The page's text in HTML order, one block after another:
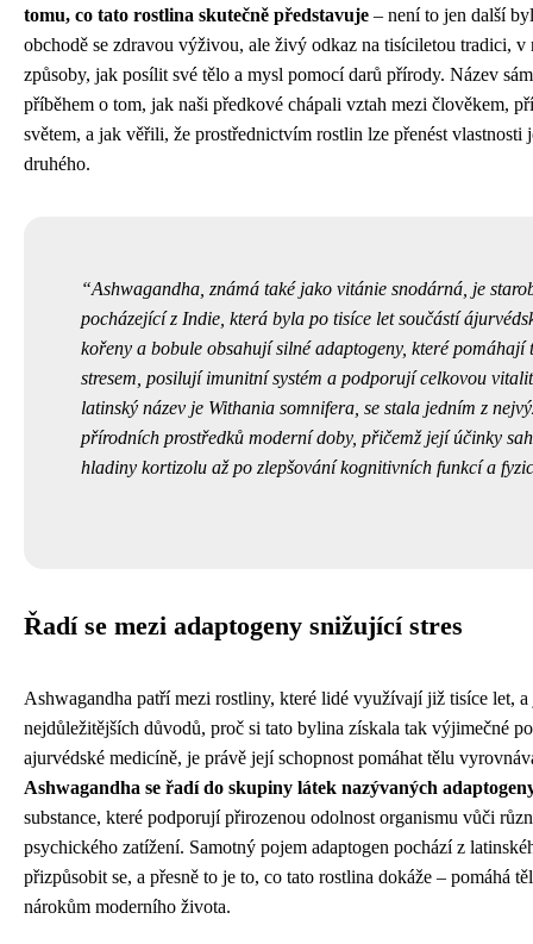
tomu, co tato rostlina skutečně představuje – není to jen další
obchodě se zdravou výživou, ale živý odkaz na tisíciletou tradici, v
způsoby, jak posílit své tělo a mysl pomocí darů přírody. Název
příběhem o tom, jak naši předkové chápali vztah mezi člověkem,
světem, a jak věřili, že prostřednictvím rostlin lze přenést vlastnosti
druhého.
Ashwagandha, známá také jako vitánie snodárná, je
pocházející z Indie, která byla po tisíce let součástí
kořeny a bobule obsahují silné adaptogeny, které pomáhají
stresem, posilují imunitní systém a podporují celkovou
latinský název je Withania somnifera, se stala jedním z
přírodních prostředků moderní doby, přičemž její účinky
hladiny kortizolu až po zlepšování kognitivních funkcí a
Řadí se mezi adaptogeny snižující stres
Ashwagandha patří mezi rostliny, které lidé využívají již tisíce let,
nejdůležitějších důvodů, proč si tato bylina získala tak výjimečné
ajurvédské medicíně, je právě její schopnost pomáhat tělu
Ashwagandha se řadí do skupiny látek nazývaných
substance, které podporují přirozenou odolnost organismu vůči
psychického zatížení. Samotný pojem adaptogen pochází z
přizpůsobit se, a přesně to je to, co tato rostlina dokáže – pomáhá
nárokům moderního života.